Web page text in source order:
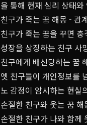
을 통해 현재 심리 상태
친구가 죽는 꿈 해몽 - 관
친구가 죽는 꿈을 꾸면
성장을 상징하는 친구 사
친구에게 배신당하는 꿈
옛 친구들이 개인정보를
노 감정이 암시하는 현실
손절한 친구와 웃는 꿈
손절한 친구가 나와 함께